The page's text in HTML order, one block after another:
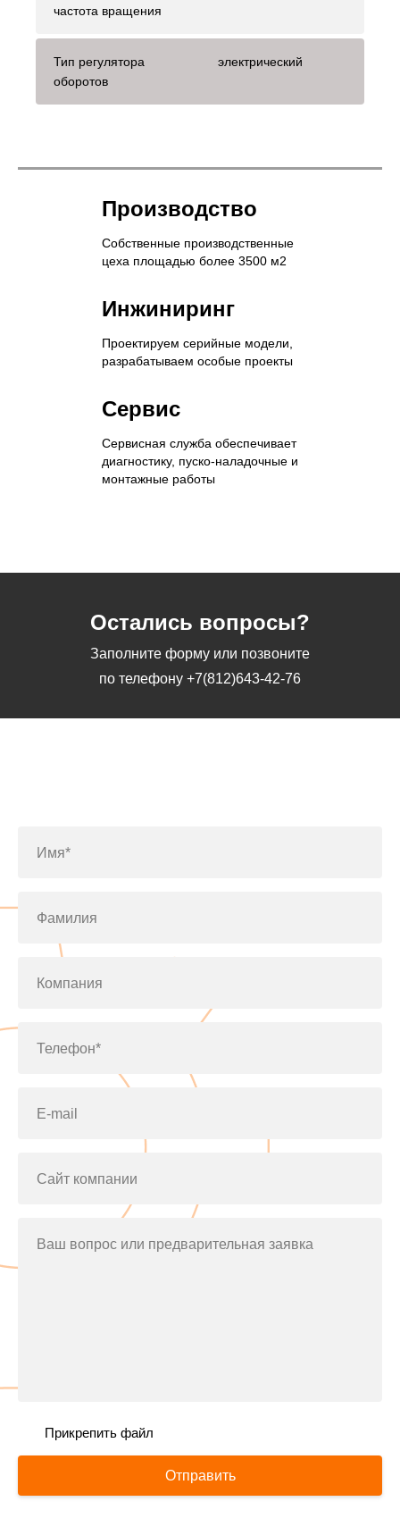
частота вращения
Тип регулятора
оборотов
электрический
Производство
Собственные производственные
цеха площадью более 3500 м2
Инжиниринг
Проектируем серийные модели,
разрабатываем особые проекты
Сервис
Сервисная служба обеспечивает
диагностику, пуско-наладочные и
монтажные работы
Остались вопросы?
Заполните форму или позвоните
по телефону +7(812)643-42-76
Имя*
Фамилия
Компания
Телефон*
E-mail
Сайт компании
Ваш вопрос или предварительная заявка
Прикрепить файл
Отправить